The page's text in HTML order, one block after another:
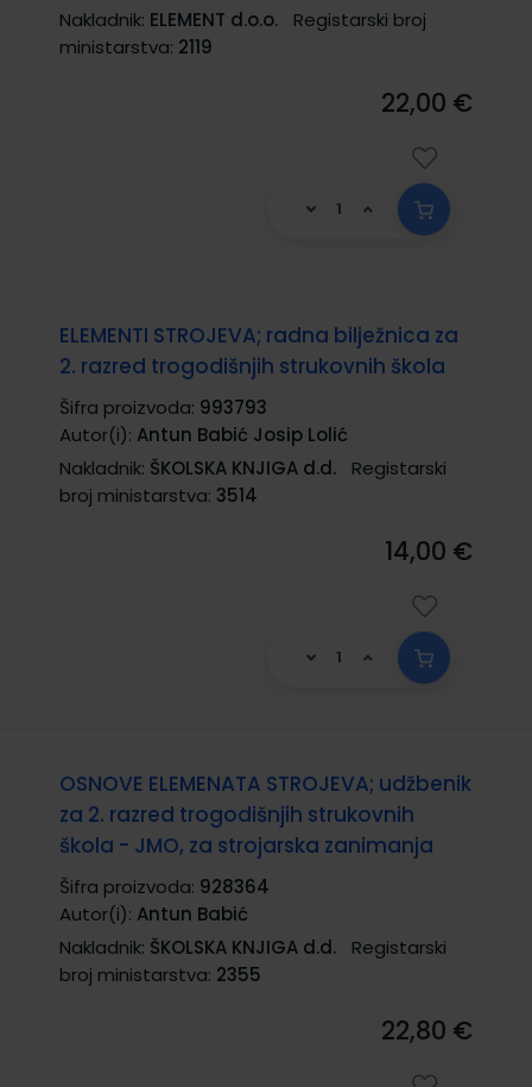
Nakladnik: ELEMENT d.o.o.
Registarski broj
ministarstva: 2119
22,00 €
ELEMENTI STROJEVA; radna bilježnica za
2. razred trogodišnjih strukovnih škola
Šifra proizvoda: 993793
Autor(i): Antun Babić Josip Lolić
Nakladnik: ŠKOLSKA KNJIGA d.d.
Registarski
broj ministarstva: 3514
14,00 €
OSNOVE ELEMENATA STROJEVA; udžbenik
za 2. razred trogodišnjih strukovnih
škola - JMO, za strojarska zanimanja
Šifra proizvoda: 928364
Autor(i): Antun Babić
Nakladnik: ŠKOLSKA KNJIGA d.d.
Registarski
broj ministarstva: 2355
22,80 €